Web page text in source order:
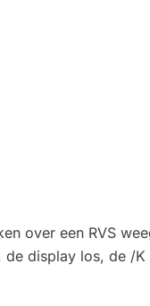
over een RVS
display los, de /